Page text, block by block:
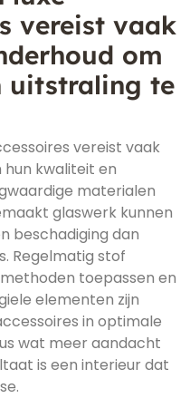
vereist vaak
om
uitstraling te
vereist vaak
kwaliteit en
materialen
glaswerk kunnen
beschadiging dan
Regelmatig stof
toepassen en
elementen zijn
in optimale
wat meer aandacht
is een interieur dat